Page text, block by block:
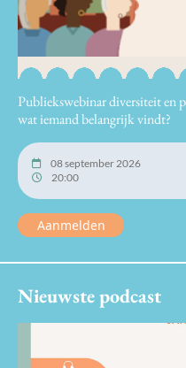
Publiekswebinar diversiteit en
wat iemand belangrijk vindt?
08 september 2026
20:00
Aanmelden
Nieuwste podcast